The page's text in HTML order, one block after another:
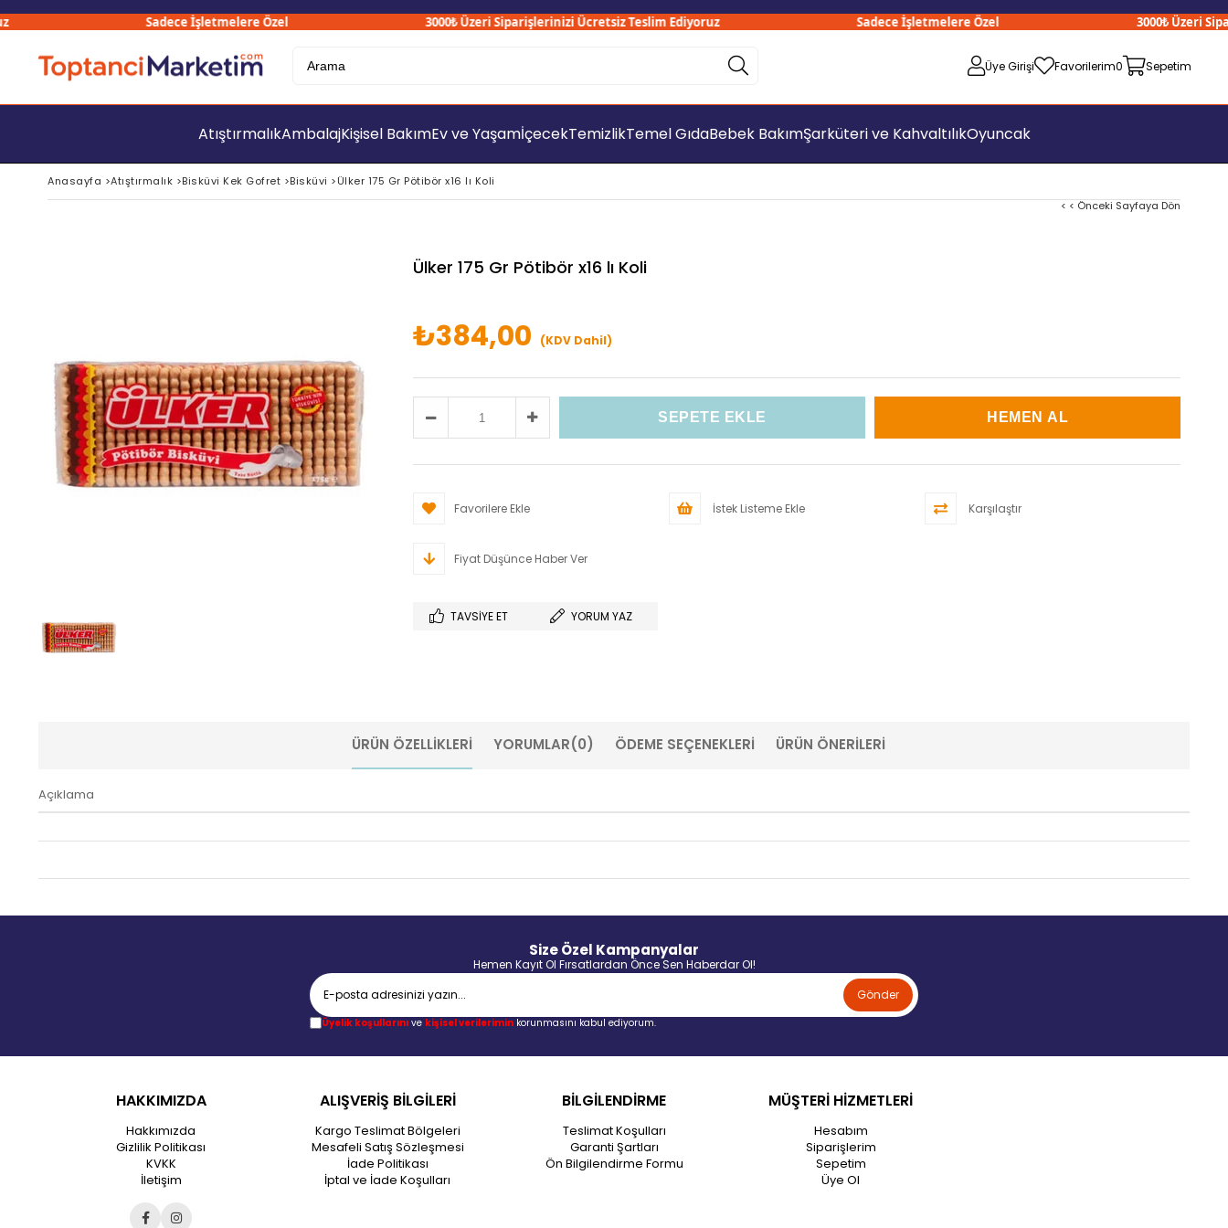
Sadece İşletmelere Özel 3000₺ Üzeri Siparişlerinizi Ücretsiz Teslim Ediyoruz Sadece İşletmelere Özel 3000₺ Üzeri
Üye Girişi Favorilerim0 Sepetim
AtıştırmalıkAmbalajKişisel BakımEv ve YaşamİçecekTemizlikTemel GıdaBebek BakımŞarküteri ve KahvaltılıkOyuncak
Anasayfa >Atıştırmalık >Bisküvi Kek Gofret >Bisküvi >Ülker 175 Gr Pötibör x16 lı Koli
< < Önceki Sayfaya Dön
Ülker 175 Gr Pötibör x16 lı Koli
₺384,00 (KDV Dahil)
Favorilere Ekle İstek Listeme Ekle Karşılaştır
Fiyat Düşünce Haber Ver
TAVSIYE ET YORUM YAZ
ÜRÜN ÖZELLIKLERI YORUMLAR(0) ÖDEME SEÇENEKLERI ÜRÜN ÖNERILERI
Açıklama
Size Özel Kampanyalar
Hemen Kayıt Ol Fırsatlardan Önce Sen Haberdar Ol!
Gönder
Üyelik koşullarınıve kişisel verileriminkorunmasını kabul ediyorum.
HAKKIMIZDA
Hakkımızda
Gizlilik Politikası
KVKK
İletişim
ALIŞVERİŞ BİLGİLERİ
Kargo Teslimat Bölgeleri
Mesafeli Satış Sözleşmesi
İade Politikası
İptal ve İade Koşulları
BİLGİLENDİRME
Teslimat Koşulları
Garanti Şartları
Ön Bilgilendirme Formu
MÜŞTERİ HİZMETLERİ
Hesabım
Siparişlerim
Sepetim
Üye Ol